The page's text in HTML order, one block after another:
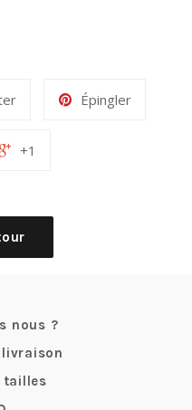
Épingler
+1
nous ?
livraison
tailles